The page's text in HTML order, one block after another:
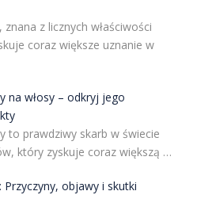
znana z licznych właściwości
coraz większe uznanie w
na włosy – odkryj jego
to prawdziwy skarb w świecie
który zyskuje coraz większą …
Przyczyny, objawy i skutki